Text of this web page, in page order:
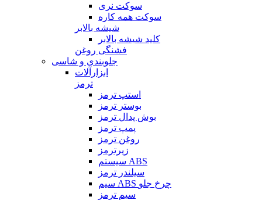
سوکت نری
سوکت همه کاره
شیشه بالابر
کلید شیشه بالابر
فشنگی روغن
جلوبندی و شاسی
ابزارآلات
ترمز
استپ ترمز
بوستر ترمز
بوش پدال ترمز
پمپ ترمز
روغن ترمز
زیرترمز
سیستم ABS
سیلندر ترمز
سیم ABS چرخ جلو
سیم ترمز